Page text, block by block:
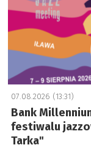
07.08.2026 (13:31)
Bank
festiwalu
Tarka"